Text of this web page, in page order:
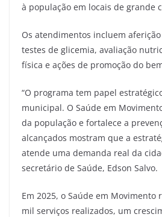
à população em locais de grande
Os atendimentos incluem
testes de glicemia, avaliação
física e ações de promoção do
“O programa tem papel
municipal. O Saúde em
da população e fortalece a
alcançados mostram que a
atende uma demanda real da
secretário de Saúde, Edson Salvo.
Em 2025, o Saúde em Movimento
mil serviços realizados, um